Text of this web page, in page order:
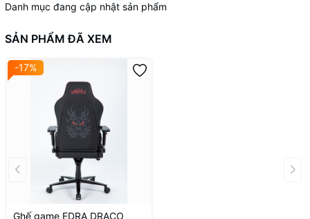
Danh mục đang cập nhật sản phẩm
SẢN PHẨM ĐÃ XEM
-17%
Ghế game EDRA DRACO